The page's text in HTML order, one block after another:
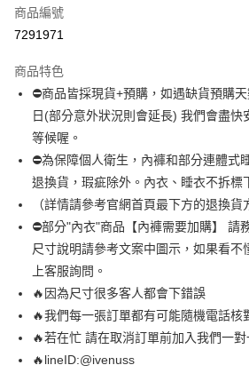
超商取貨付款
Apple Pay
街口支付
悠遊付
全盈+PAY
AFTEE先享後付
相關說明
【關於「AFTEE先享後付」】
AFTEE先享後付是「在收到商品之後才付款」的
便利好安心！
１．簡單：不需註冊會員、不需綁卡、不需儲值
３．安心：先確認商品／服務後，再付款。
ATM付款
運送方式
全家 取貨付款約3～4天到貨
商品編號
7291971
商品特色
⛔商品皆採現貨+預購，如遇缺貨預購
日(部分意外狀況則會延長) 我們會盡快
等候喔。
⛔為保障個人衛生，內褲和部分連體式
退換貨，瑕疵除外。內衣、睡衣不拆標
（詳情請參考官網首頁最下方的退換貨
⛔部分"內衣"商品【內褲需要加購】 請
尺寸說明請參考文案中圖示，如果看不
上客服詢問。
🔥因為尺寸很多客人都會下錯誤
🔥我們每一張訂單都有可能隨機電話核
🔥若在忙 請在取消訂單前加入我們一
🔥lineID:@ivenuss